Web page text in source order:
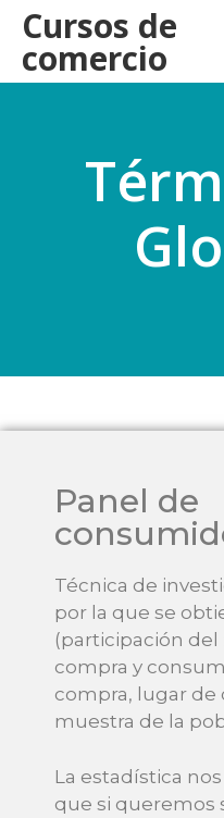
Cursos de
comercio
Panel de
Técnica de
por la que se
(participación
compra y
compra, lugar de
muestra de la
La estadística
que si queremos